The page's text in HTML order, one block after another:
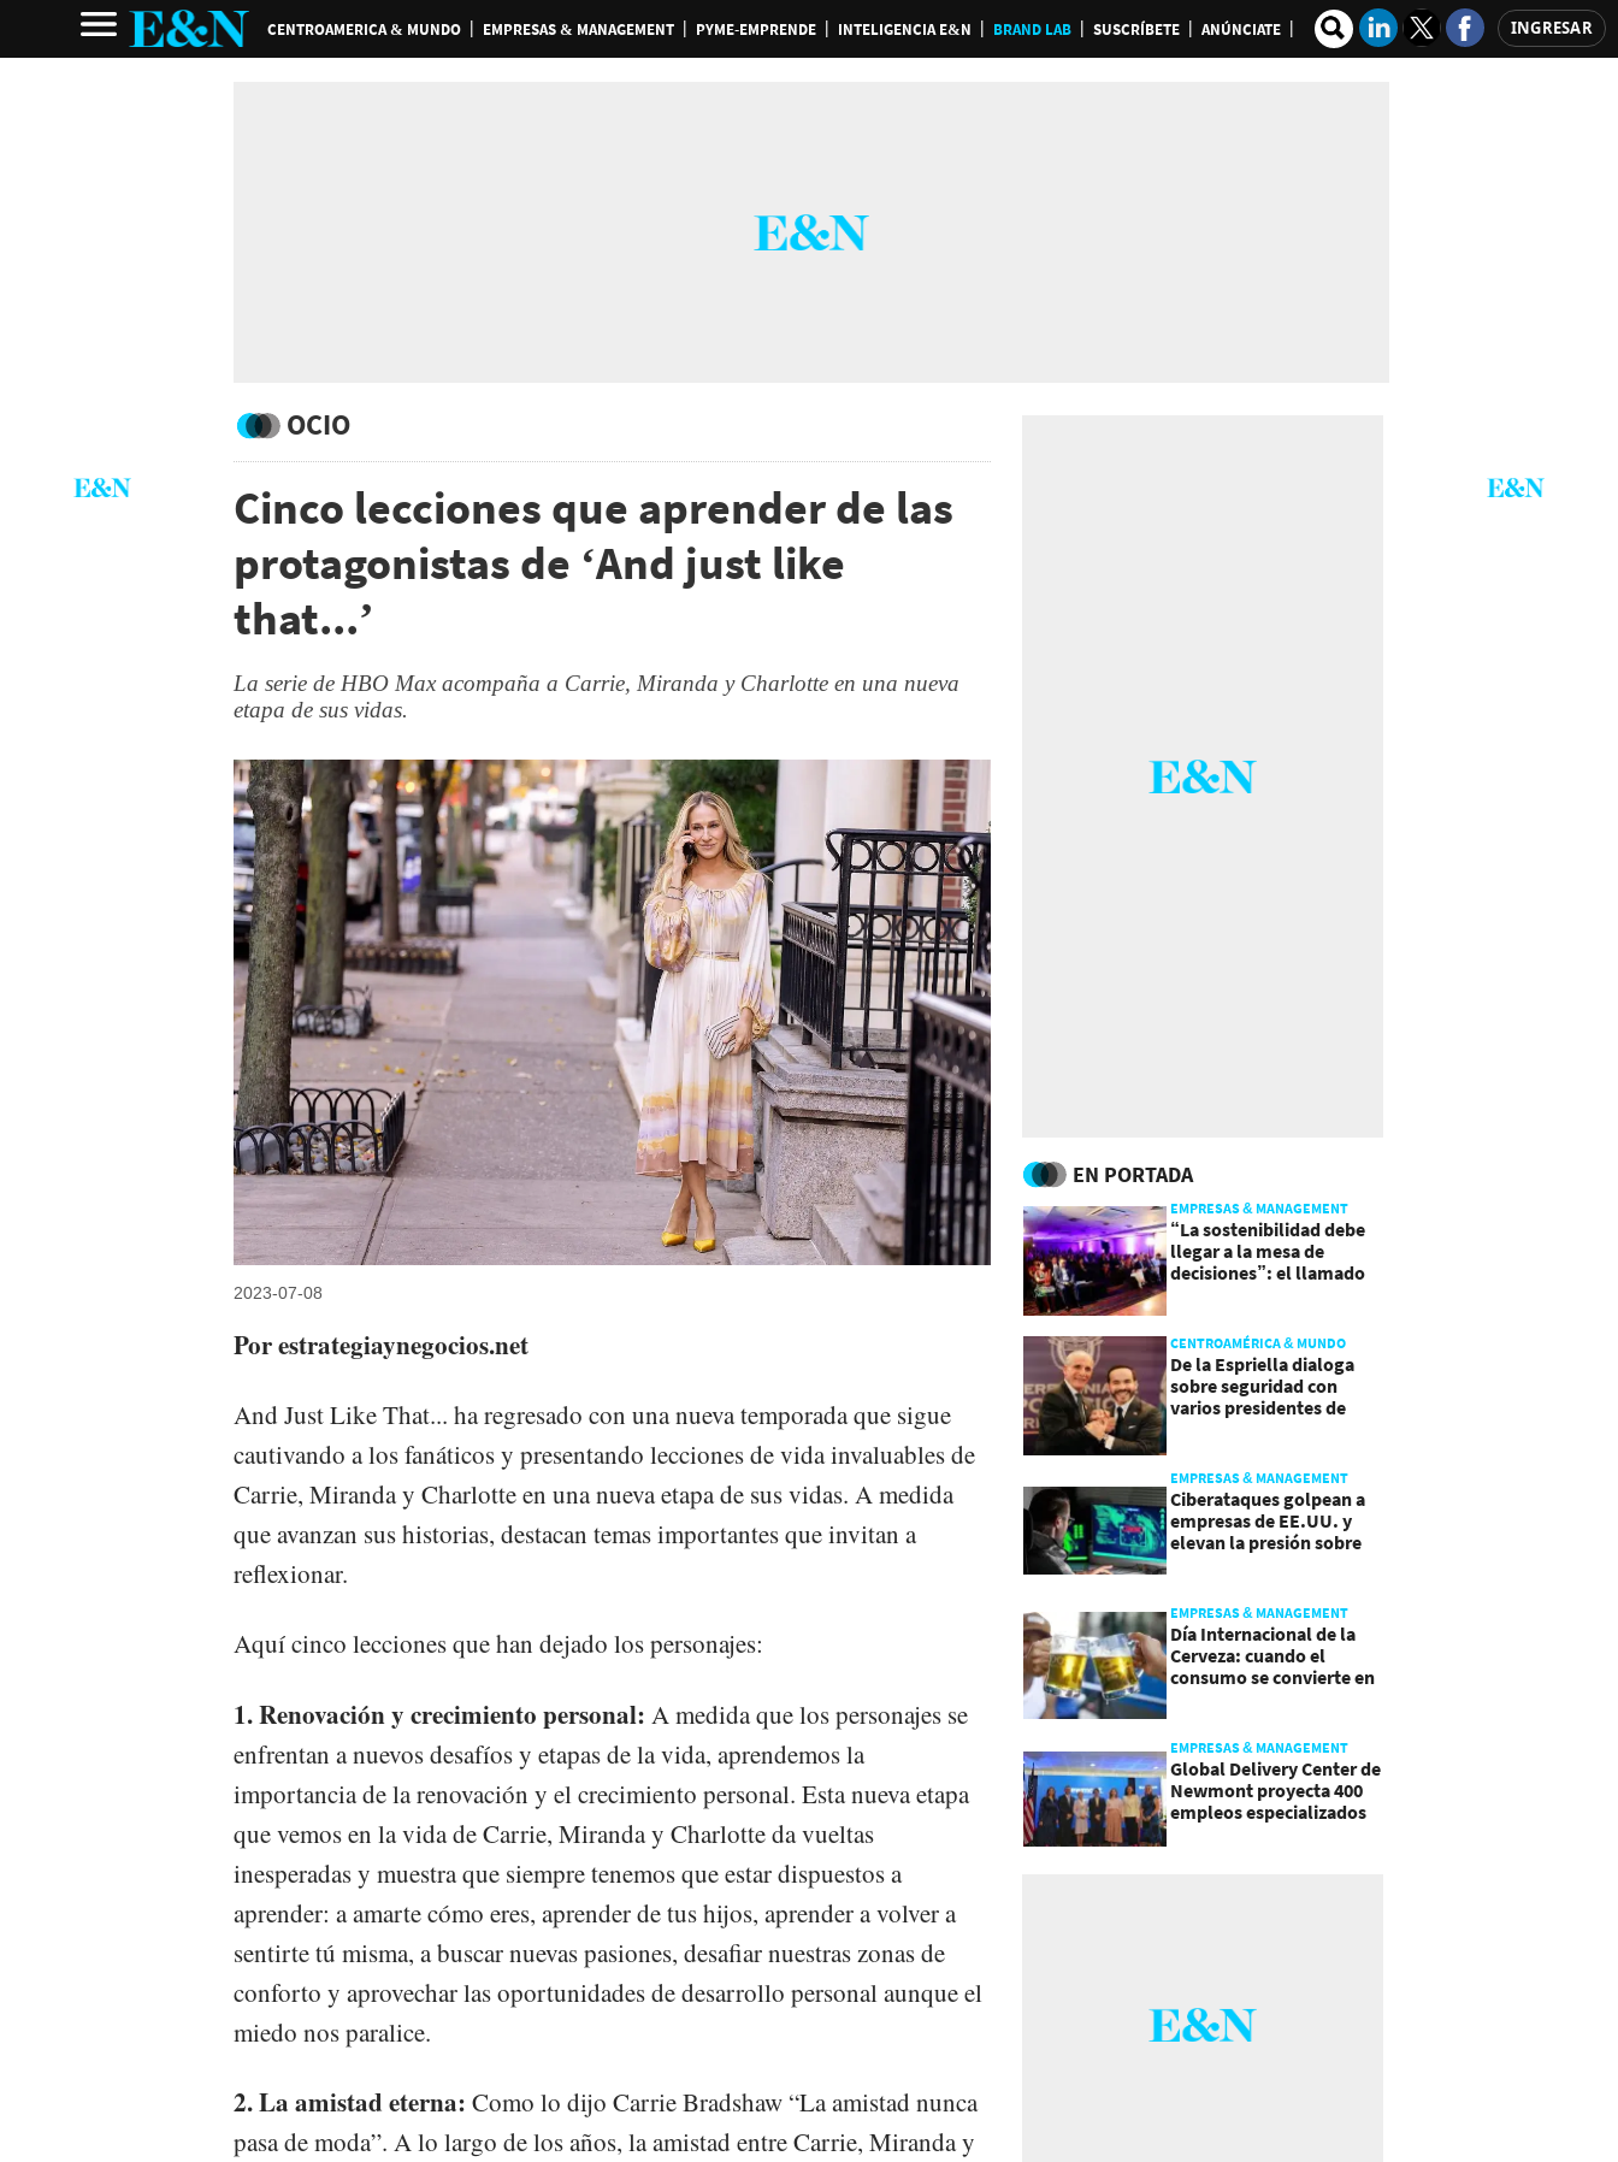
CENTROAMERICA & MUNDO EMPRESAS & MANAGEMENT PYME-EMPRENDE INTELIGENCIA E&N BRAND LAB SUSCRÍBETE ANÚNCIATE INGRESAR
OCIO
Cinco lecciones que aprender de las
protagonistas de ‘And just like
that...’
La serie de HBO Max acompaña a Carrie, Miranda y Charlotte en una nueva
etapa de sus vidas.
2023-07-08
Por estrategiaynegocios.net
And Just Like That... ha regresado con una nueva temporada que sigue
cautivando a los fanáticos y presentando lecciones de vida invaluables de
Carrie, Miranda y Charlotte en una nueva etapa de sus vidas. A medida
que avanzan sus historias, destacan temas importantes que invitan a
reflexionar.
Aquí cinco lecciones que han dejado los personajes:
1. Renovación y crecimiento personal: A medida que los personajes se
enfrentan a nuevos desafíos y etapas de la vida, aprendemos la
importancia de la renovación y el crecimiento personal. Esta nueva etapa
que vemos en la vida de Carrie, Miranda y Charlotte da vueltas
inesperadas y muestra que siempre tenemos que estar dispuestos a
aprender: a amarte cómo eres, aprender de tus hijos, aprender a volver a
sentirte tú misma, a buscar nuevas pasiones, desafiar nuestras zonas de
conforto y aprovechar las oportunidades de desarrollo personal aunque el
miedo nos paralice.
2. La amistad eterna: Como lo dijo Carrie Bradshaw “La amistad nunca
pasa de moda”. A lo largo de los años, la amistad entre Carrie, Miranda y
EN PORTADA
EMPRESAS & MANAGEMENT
“La sostenibilidad debe
llegar a la mesa de
decisiones”: el llamado
CENTROAMÉRICA & MUNDO
De la Espriella dialoga
sobre seguridad con
varios presidentes de
EMPRESAS & MANAGEMENT
Ciberataques golpean a
empresas de EE.UU. y
elevan la presión sobre
EMPRESAS & MANAGEMENT
Día Internacional de la
Cerveza: cuando el
consumo se convierte en
EMPRESAS & MANAGEMENT
Global Delivery Center de
Newmont proyecta 400
empleos especializados